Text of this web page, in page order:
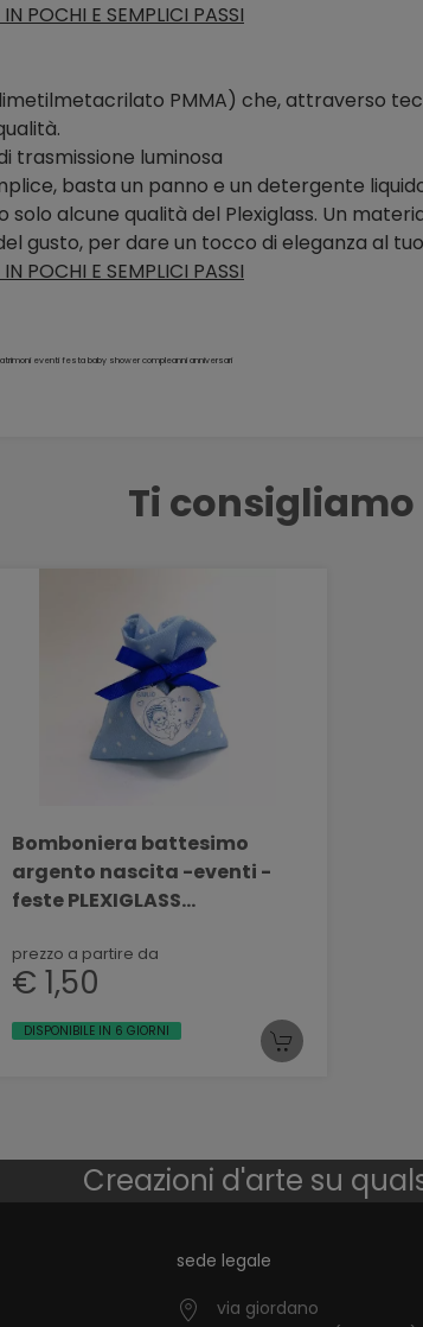
POCHI E SEMPLICI PASSI
PMMA) che, attraverso
trasmissione luminosa
basta un panno e un detergente
solo alcune qualità del Plexiglass. Un
gusto, per dare un tocco di eleganza al
POCHI E SEMPLICI PASSI
eventi festa baby shower compleanni anniversari
Ti
Bomboniera battesimo
argento nascita -eventi -
feste PLEXIGLASS
prezzo a partire da
€ 1,50
DISPONIBILE IN 6 GIORNI
Creazioni d'arte su
sede legale
via giordano